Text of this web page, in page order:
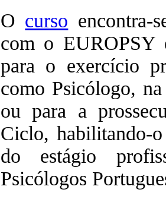
O curso encontra-
com o EUROPSY
para o exercício
como Psicólogo,
ou para a
Ciclo, habilitando-
do estágio
Psicólogos